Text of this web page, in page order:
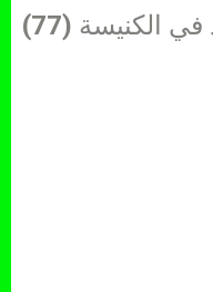
الكنيسة (77)